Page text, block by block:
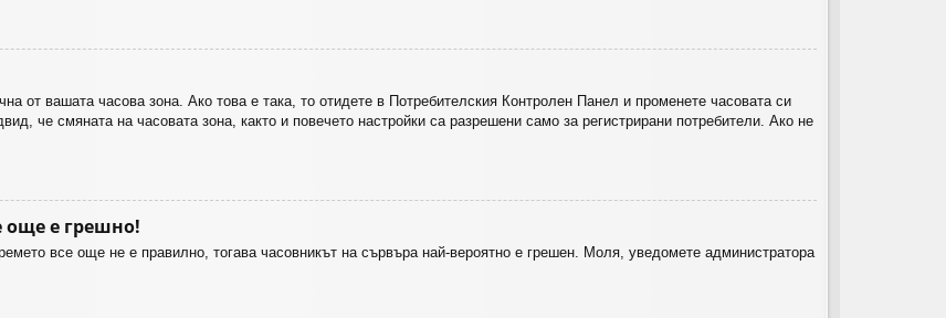
от вашата часова зона. Ако това е така, то отидете в Потребителския Контролен Панел и променете часовата си
че смяната на часовата зона, както и повечето настройки са разрешени само за регистрирани потребители. Ако не
още е грешно!
все още не е правилно, тогава часовникът на сървъра най-вероятно е грешен. Моля, уведомете администратора